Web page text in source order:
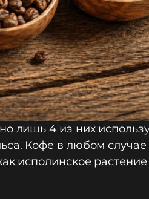
лишь 4 из них
Кофе в любом
исполинское